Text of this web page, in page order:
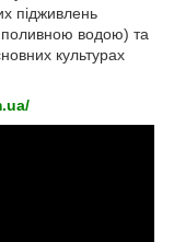
підживлень
поливною водою) та
культурах